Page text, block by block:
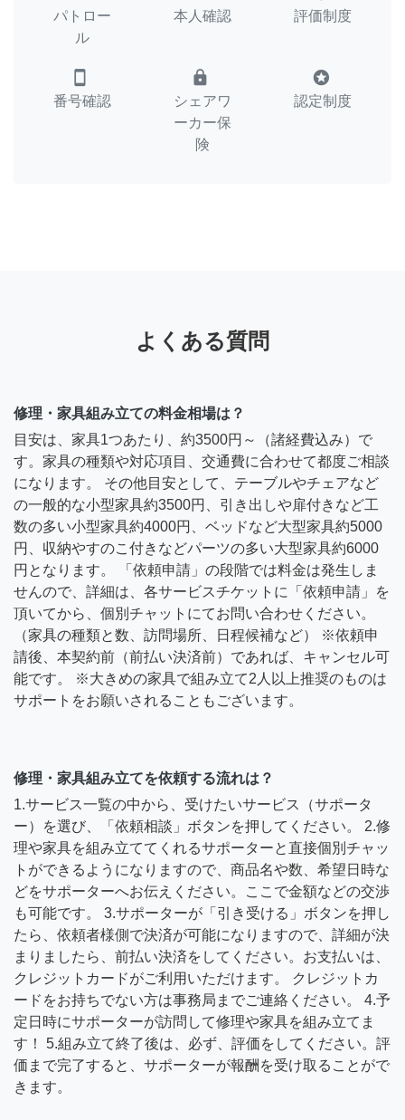
パトロー
ル
本人確認 評価制度
smartphone
番号確認
lock
シェアワ
ーカー保
険
stars
認定制度
よくある質問
修理・家具組み立ての料金相場は？
目安は、家具1つあたり、約3500円～（諸経費込み）で
す。家具の種類や対応項目、交通費に合わせて都度ご相談
になります。 その他目安として、テーブルやチェアなど
の一般的な小型家具約3500円、引き出しや扉付きなど工
数の多い小型家具約4000円、ベッドなど大型家具約5000
円、収納やすのこ付きなどパーツの多い大型家具約6000
円となります。 「依頼申請」の段階では料金は発生しま
せんので、詳細は、各サービスチケットに「依頼申請」を
頂いてから、個別チャットにてお問い合わせください。
（家具の種類と数、訪問場所、日程候補など） ※依頼申
請後、本契約前（前払い決済前）であれば、キャンセル可
能です。 ※大きめの家具で組み立て2人以上推奨のものは
サポートをお願いされることもございます。
修理・家具組み立てを依頼する流れは？
1.サービス一覧の中から、受けたいサービス（サポータ
ー）を選び、「依頼相談」ボタンを押してください。 2.修
理や家具を組み立ててくれるサポーターと直接個別チャッ
トができるようになりますので、商品名や数、希望日時な
どをサポーターへお伝えください。ここで金額などの交渉
も可能です。 3.サポーターが「引き受ける」ボタンを押し
たら、依頼者様側で決済が可能になりますので、詳細が決
まりましたら、前払い決済をしてください。お支払いは、
クレジットカードがご利用いただけます。 クレジットカ
ードをお持ちでない方は事務局までご連絡ください。 4.予
定日時にサポーターが訪問して修理や家具を組み立てま
す！ 5.組み立て終了後は、必ず、評価をしてください。評
価まで完了すると、サポーターが報酬を受け取ることがで
きます。